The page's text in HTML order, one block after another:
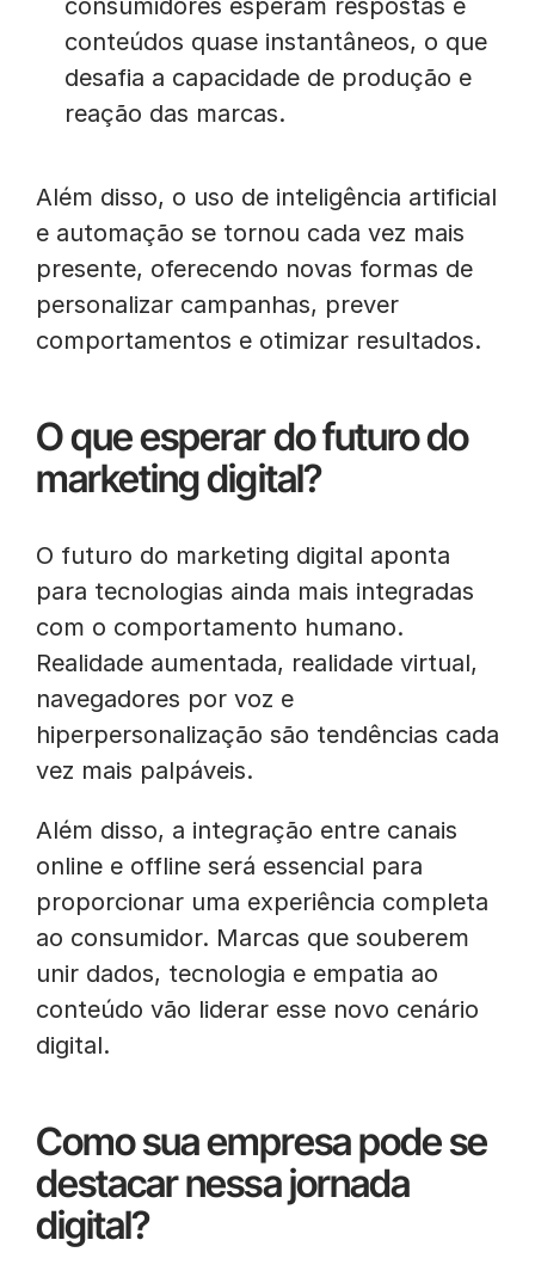
consumidores esperam respostas e
conteúdos quase instantâneos, o que
desafia a capacidade de produção e
reação das marcas.
Além disso, o uso de inteligência artificial
e automação se tornou cada vez mais
presente, oferecendo novas formas de
personalizar campanhas, prever
comportamentos e otimizar resultados.
O que esperar do futuro do
marketing digital?
O futuro do marketing digital aponta
para tecnologias ainda mais integradas
com o comportamento humano.
Realidade aumentada, realidade virtual,
navegadores por voz e
hiperpersonalização são tendências cada
vez mais palpáveis.
Além disso, a integração entre canais
online e offline será essencial para
proporcionar uma experiência completa
ao consumidor. Marcas que souberem
unir dados, tecnologia e empatia ao
conteúdo vão liderar esse novo cenário
digital.
Como sua empresa pode se
destacar nessa jornada
digital?